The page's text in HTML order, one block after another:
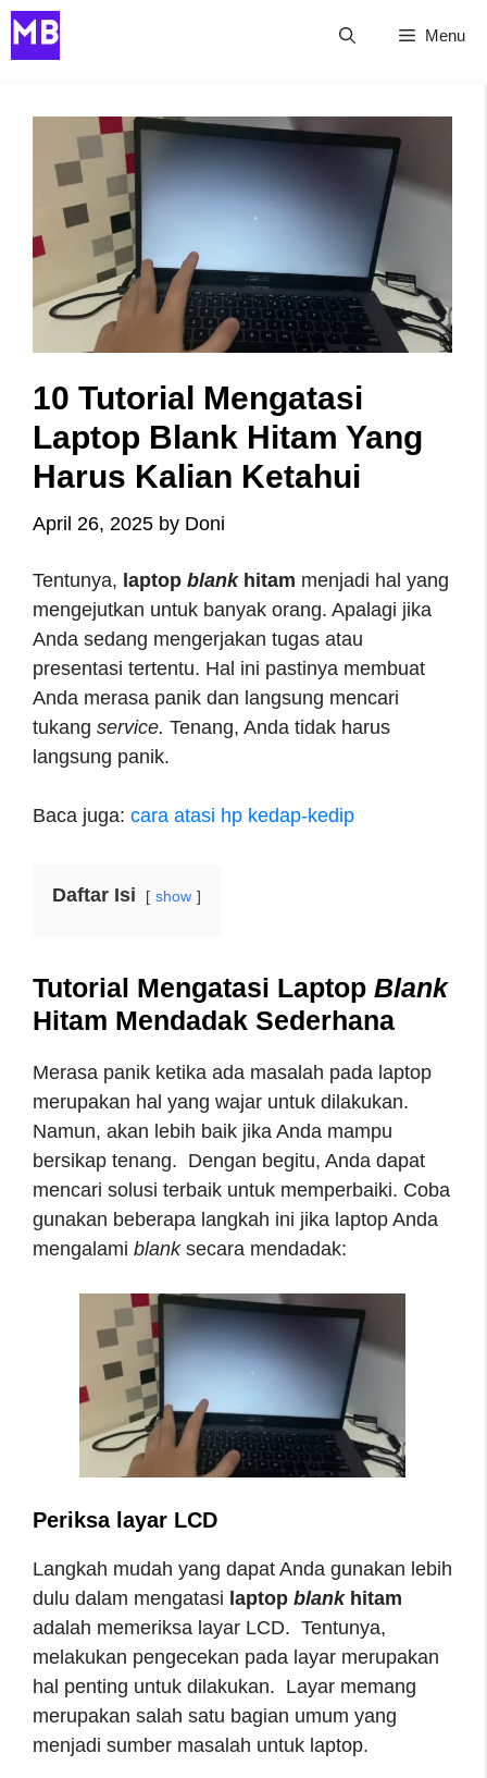
Skip
to
Menu
10 Tutorial Mengatasi
Laptop Blank Hitam Yang
Harus Kalian Ketahui
April 26, 2025 by Doni
Tentunya, laptop blank hitam menjadi hal yang
mengejutkan untuk banyak orang. Apalagi jika
Anda sedang mengerjakan tugas atau
presentasi tertentu. Hal ini pastinya membuat
Anda merasa panik dan langsung mencari
tukang service. Tenang, Anda tidak harus
langsung panik.
Baca juga: cara atasi hp kedap-kedip
Daftar Isi show
Tutorial Mengatasi Laptop Blank
Hitam Mendadak Sederhana
Merasa panik ketika ada masalah pada laptop
merupakan hal yang wajar untuk dilakukan.
Namun, akan lebih baik jika Anda mampu
bersikap tenang. Dengan begitu, Anda dapat
mencari solusi terbaik untuk memperbaiki. Coba
gunakan beberapa langkah ini jika laptop Anda
mengalami blank secara mendadak:
Periksa layar LCD
Langkah mudah yang dapat Anda gunakan lebih
dulu dalam mengatasi laptop blank hitam
adalah memeriksa layar LCD. Tentunya,
melakukan pengecekan pada layar merupakan
hal penting untuk dilakukan. Layar memang
merupakan salah satu bagian umum yang
menjadi sumber masalah untuk laptop.